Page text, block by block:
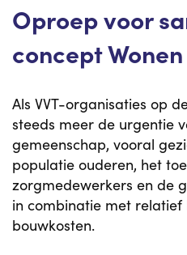
Oproep voor
concept
Als VVT-organisaties op
steeds meer de urgentie
gemeenschap, vooral
populatie ouderen, het
zorgmedewerkers en de
in combinatie met
bouwkosten.